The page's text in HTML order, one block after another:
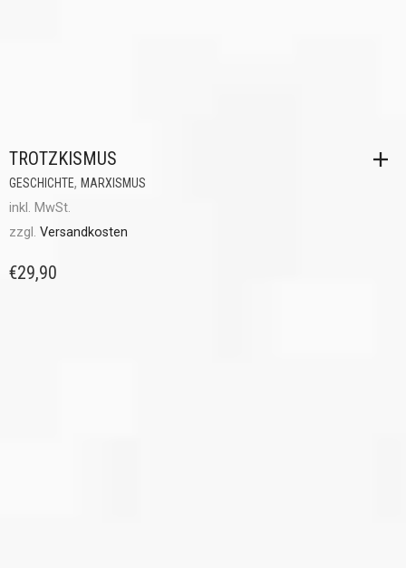
TROTZKISMUS
GESCHICHTE, MARXISMUS
inkl. MwSt.
zzgl. Versandkosten
€29,90